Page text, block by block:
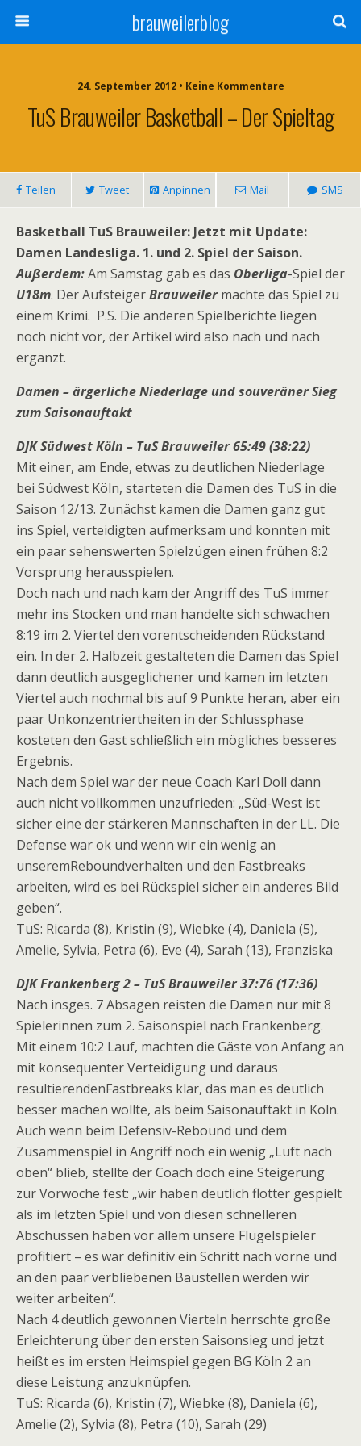
brauweilerblog
24. September 2012 • Keine Kommentare
TuS Brauweiler Basketball – Der Spieltag
Teilen Tweet Anpinnen Mail SMS
Basketball TuS Brauweiler: Jetzt mit Update:
Damen Landesliga. 1. und 2. Spiel der Saison.
Außerdem:Am Samstag gab es das Oberliga-Spiel der
U18m. Der AufsteigerBrauweilermachte das Spiel zu
einem Krimi. P.S. Die anderen Spielberichte liegen
noch nicht vor, der Artikel wird also nach und nach
ergänzt.
Damen – ärgerliche Niederlage und souveräner Sieg
zum Saisonauftakt
DJK Südwest Köln – TuS Brauweiler 65:49 (38:22)
Mit einer, am Ende, etwas zu deutlichen Niederlage
bei Südwest Köln, starteten die Damen des TuS in die
Saison 12/13. Zunächst kamen die Damen ganz gut
ins Spiel, verteidigten aufmerksam und konnten mit
ein paar sehenswerten Spielzügen einen frühen 8:2
Vorsprung herausspielen.
Doch nach und nach kam der Angriff des TuS immer
mehr ins Stocken und man handelte sich schwachen
8:19 im 2. Viertel den vorentscheidenden Rückstand
ein. In der 2. Halbzeit gestalteten die Damen das Spiel
dann deutlich ausgeglichener und kamen im letzten
Viertel auch nochmal bis auf 9 Punkte heran, aber ein
paar Unkonzentriertheiten in der Schlussphase
kosteten den Gast schließlich ein mögliches besseres
Ergebnis.
Nach dem Spiel war der neue Coach Karl Doll dann
auch nicht vollkommen unzufrieden: „Süd-West ist
sicher eine der stärkeren Mannschaften in der LL. Die
Defense war ok und wenn wir ein wenig an
unseremReboundverhalten und den Fastbreaks
arbeiten, wird es bei Rückspiel sicher ein anderes Bild
geben“.
TuS: Ricarda (8), Kristin (9), Wiebke (4), Daniela (5),
Amelie, Sylvia, Petra (6), Eve (4), Sarah (13), Franziska
DJK Frankenberg 2 – TuS Brauweiler 37:76 (17:36)
Nach insges. 7 Absagen reisten die Damen nur mit 8
Spielerinnen zum 2. Saisonspiel nach Frankenberg.
Mit einem 10:2 Lauf, machten die Gäste von Anfang an
mit konsequenter Verteidigung und daraus
resultierendenFastbreaks klar, das man es deutlich
besser machen wollte, als beim Saisonauftakt in Köln.
Auch wenn beim Defensiv-Rebound und dem
Zusammenspiel in Angriff noch ein wenig „Luft nach
oben“ blieb, stellte der Coach doch eine Steigerung
zur Vorwoche fest: „wir haben deutlich flotter gespielt
als im letzten Spiel und von diesen schnelleren
Abschüssen haben vor allem unsere Flügelspieler
profitiert – es war definitiv ein Schritt nach vorne und
an den paar verbliebenen Baustellen werden wir
weiter arbeiten“.
Nach 4 deutlich gewonnen Vierteln herrschte große
Erleichterung über den ersten Saisonsieg und jetzt
heißt es im ersten Heimspiel gegen BG Köln 2 an
diese Leistung anzuknüpfen.
TuS: Ricarda (6), Kristin (7), Wiebke (8), Daniela (6),
Amelie (2), Sylvia (8), Petra (10), Sarah (29)